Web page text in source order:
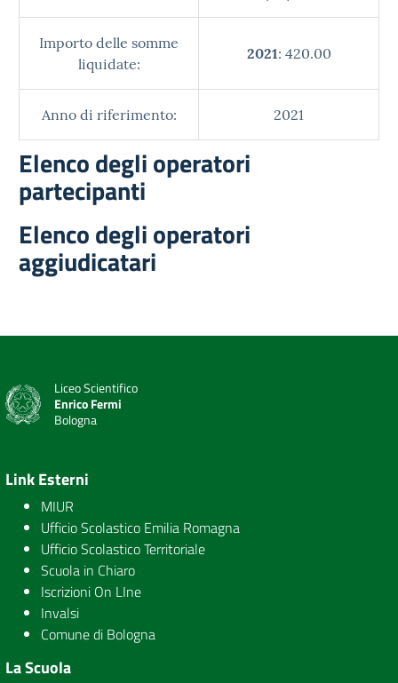
Importo delle somme
liquidate:
2021: 420.00
Anno di riferimento: 2021
Elenco degli operatori
partecipanti
Elenco degli operatori
aggiudicatari
Liceo Scientifico
Enrico Fermi
Bologna
Link Esterni
MIUR
Ufficio Scolastico Emilia Romagna
Ufficio Scolastico Territoriale
Scuola in Chiaro
Iscrizioni On LIne
Invalsi
Comune di Bologna
La Scuola